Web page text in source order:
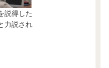
説得した
力説され